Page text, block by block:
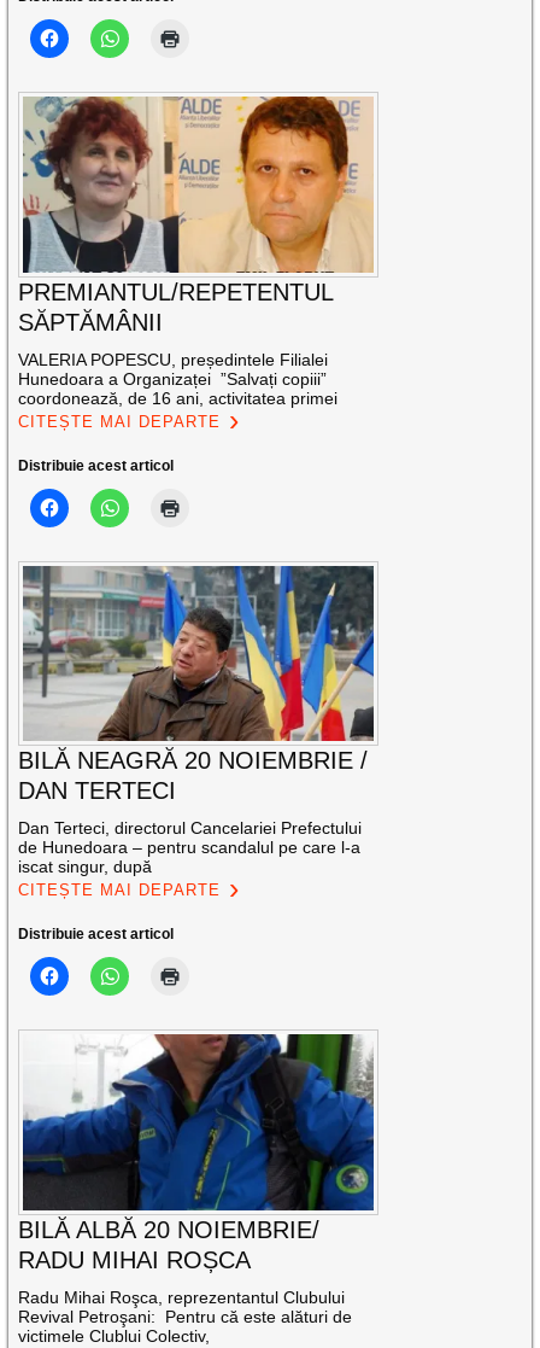
PREMIANTUL/REPETENTUL
SĂPTĂMÂNII
VALERIA POPESCU, președintele Filialei
Hunedoara a Organizaței ”Salvați copiii”
coordonează, de 16 ani, activitatea primei
CITEȘTE MAI DEPARTE
Distribuie acest articol
BILĂ NEAGRĂ 20 NOIEMBRIE /
DAN TERTECI
Dan Terteci, directorul Cancelariei Prefectului
de Hunedoara – pentru scandalul pe care l-a
iscat singur, după
CITEȘTE MAI DEPARTE
Distribuie acest articol
BILĂ ALBĂ 20 NOIEMBRIE/
RADU MIHAI ROȘCA
Radu Mihai Roşca, reprezentantul Clubului
Revival Petroşani: Pentru că este alături de
victimele Clublui Colectiv,